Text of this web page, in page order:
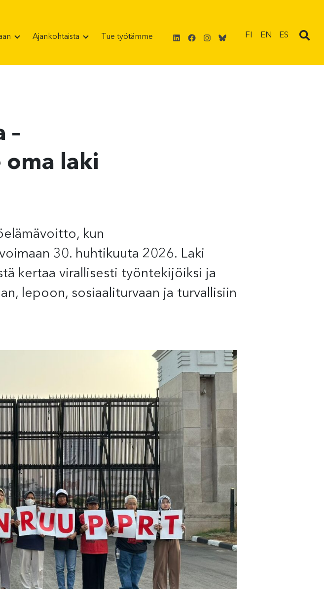
Ajankohtaista Tue työtämme LinkedIn
Facebook
Instagram
Bluesky
FI EN ES
–
laki
kun
30. huhtikuuta 2026. Laki
kertaa virallisesti työntekijöiksi ja
lepoon, sosiaaliturvaan ja turvallisiin